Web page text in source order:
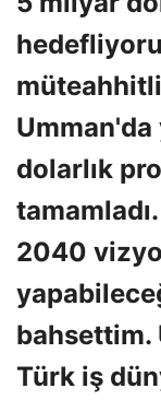
Umman'da
dolarlık
2040
bahsettim.
Türk iş